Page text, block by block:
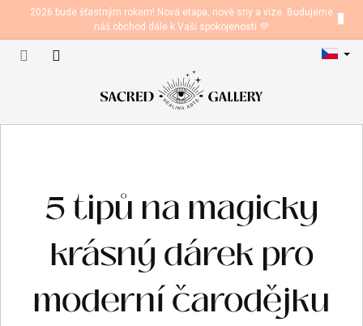
obsah
2026 bude šťastným rokem! Nová etapa, nové sny a vize. Budujeme
náš obchod dále k Vaší spokojenosti 💜
5 tipů na magicky
krásný dárek pro
moderní čarodějku